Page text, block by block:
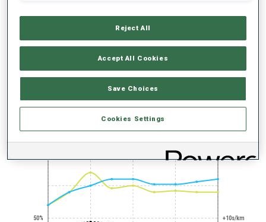
TIR COUCHÉ 70%
TENDANCE DES PERFORMANCES
50% +10s/km
Reject All
Accept All Cookies
Save Choices
Cookies Settings